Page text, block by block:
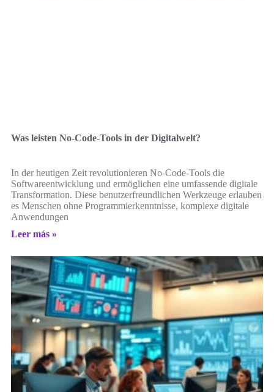
Was leisten No-Code-Tools in der Digitalwelt?
In der heutigen Zeit revolutionieren No-Code-Tools die
Softwareentwicklung und ermöglichen eine umfassende digitale
Transformation. Diese benutzerfreundlichen Werkzeuge erlauben
es Menschen ohne Programmierkenntnisse, komplexe digitale
Anwendungen
Leer más »